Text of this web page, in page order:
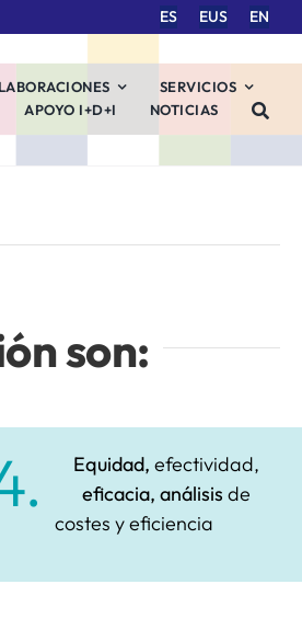
ES EUS EN
SERVICIOS
APOYO I+D+I
NOTICIAS
son:
Equidad, efectividad,
eficacia, análisis de
costes y eficiencia